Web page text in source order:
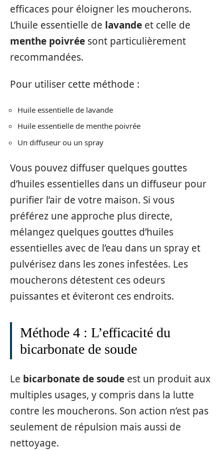
efficaces pour éloigner les moucherons.
L’huile essentielle de lavande et celle de
menthe poivrée sont particulièrement
recommandées.
Pour utiliser cette méthode :
Huile essentielle de lavande
Huile essentielle de menthe poivrée
Un diffuseur ou un spray
Vous pouvez diffuser quelques gouttes
d’huiles essentielles dans un diffuseur pour
purifier l’air de votre maison. Si vous
préférez une approche plus directe,
mélangez quelques gouttes d’huiles
essentielles avec de l’eau dans un spray et
pulvérisez dans les zones infestées. Les
moucherons détestent ces odeurs
puissantes et éviteront ces endroits.
Méthode 4 : L’efficacité du
bicarbonate de soude
Le bicarbonate de soude est un produit aux
multiples usages, y compris dans la lutte
contre les moucherons. Son action n’est pas
seulement de répulsion mais aussi de
nettoyage.